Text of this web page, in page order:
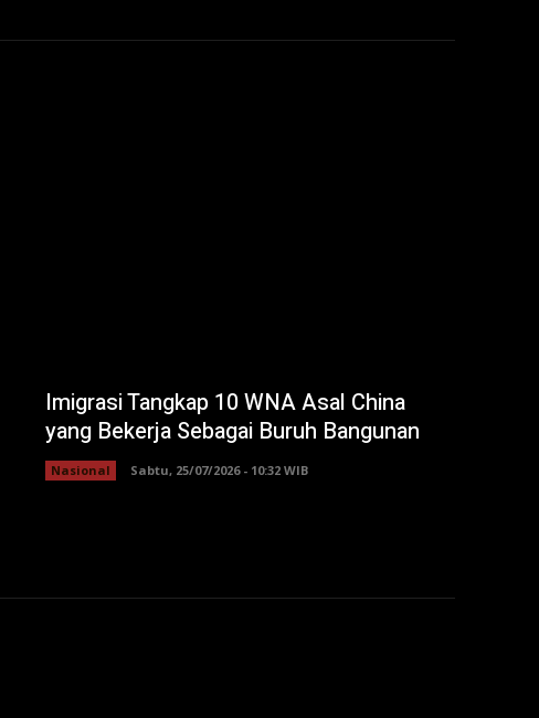
Imigrasi Tangkap 10 WNA Asal China
yang Bekerja Sebagai Buruh Bangunan
Nasional Sabtu, 25/07/2026 - 10:32 WIB